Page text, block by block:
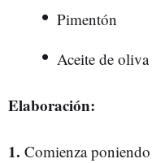
Pimentón
Aceite de
Elaboración:
1. Comienza